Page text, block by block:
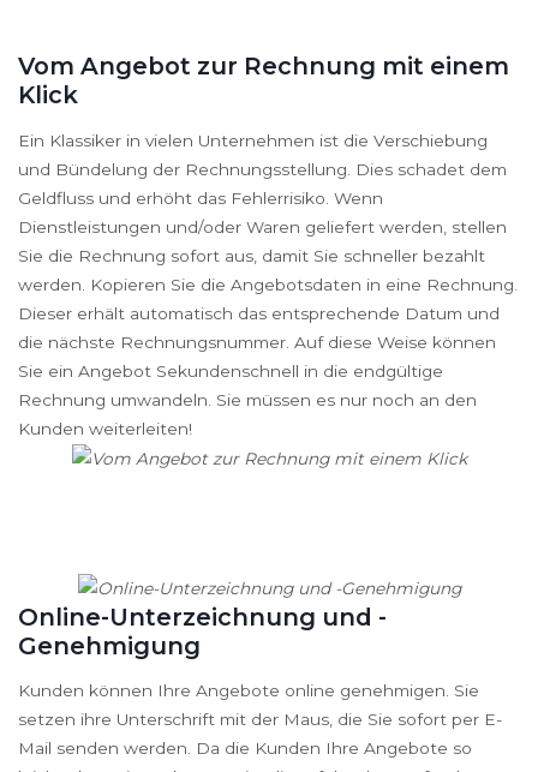
Vom Angebot zur Rechnung mit einem
Klick
Ein Klassiker in vielen Unternehmen ist die Verschiebung
und Bündelung der Rechnungsstellung. Dies schadet dem
Geldfluss und erhöht das Fehlerrisiko. Wenn
Dienstleistungen und/oder Waren geliefert werden, stellen
Sie die Rechnung sofort aus, damit Sie schneller bezahlt
werden. Kopieren Sie die Angebotsdaten in eine Rechnung.
Dieser erhält automatisch das entsprechende Datum und
die nächste Rechnungsnummer. Auf diese Weise können
Sie ein Angebot Sekundenschnell in die endgültige
Rechnung umwandeln. Sie müssen es nur noch an den
Kunden weiterleiten!
Online-Unterzeichnung und -
Genehmigung
Kunden können Ihre Angebote online genehmigen. Sie
setzen ihre Unterschrift mit der Maus, die Sie sofort per E-
Mail senden werden. Da die Kunden Ihre Angebote so